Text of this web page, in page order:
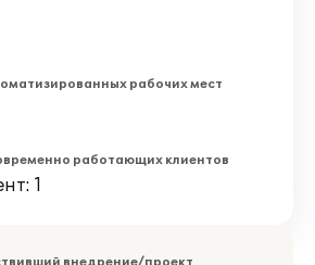
рабочих мест
работающих клиентов
1